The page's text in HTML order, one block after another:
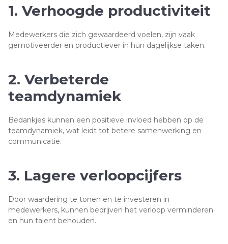
1. Verhoogde productiviteit
Medewerkers die zich gewaardeerd voelen, zijn vaak
gemotiveerder en productiever in hun dagelijkse taken.
2. Verbeterde
teamdynamiek
Bedankjes kunnen een positieve invloed hebben op de
teamdynamiek, wat leidt tot betere samenwerking en
communicatie.
3. Lagere verloopcijfers
Door waardering te tonen en te investeren in
medewerkers, kunnen bedrijven het verloop verminderen
en hun talent behouden.